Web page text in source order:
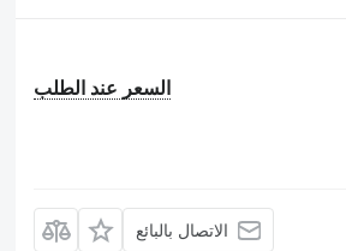
السعر عند الطلب
الاتصال بالبائع